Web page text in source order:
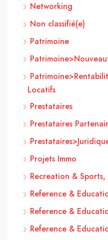
Networking
Non classifié(e)
Patrimoine
Locatifs
Prestataires
Prestataires
Projets Immo
Recreation & Sports,
Reference &
Reference &
Reference &